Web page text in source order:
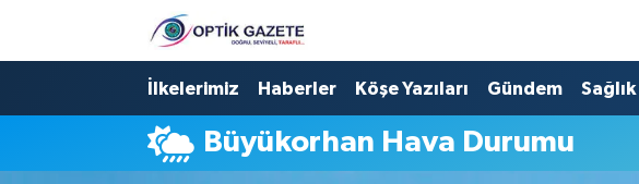
İlkelerimiz Haberler Köşe Yazıları Gündem Sağlık
Büyükorhan Hava Durumu
Nöbetçi Eczaneler
Hava Durumu